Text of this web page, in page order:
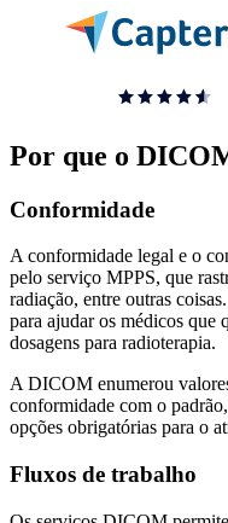
Por que o
Conformidade
A conformidade legal e o
pelo serviço MPPS, que
radiação, entre outras
para ajudar os médicos que
dosagens para radioterapia.
A DICOM enumerou
conformidade com o
opções obrigatórias para o
Fluxos de trabalho